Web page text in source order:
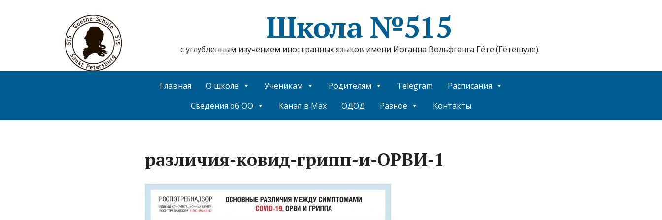
Школа №515
с углубленным изучением иностранных языков имени Иоганна Вольфганга Гёте (Гётешуле)
Главная О школе Ученикам Родителям Telegram
Расписания
Сведения об ОО
Канал в Max ОДОД Разное Контакты
различия-ковид-грипп-и-ОРВИ-1